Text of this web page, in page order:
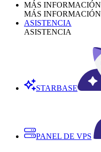
MÁS INFORMACIÓN
MÁS INFORMACIÓN
ASISTENCIA
ASISTENCIA
STARBASE
PANEL DE VPS